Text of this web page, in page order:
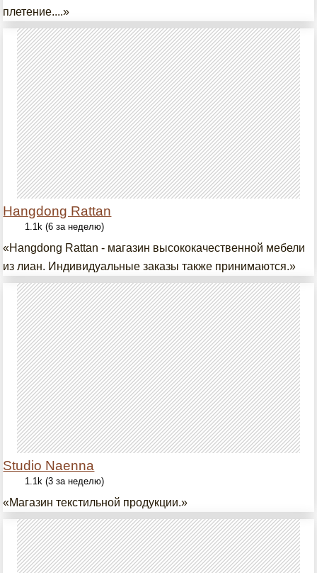
плетение....»
Hangdong Rattan
1.1k (6 за неделю)
«Hangdong Rattan - магазин высококачественной мебели
из лиан. Индивидуальные заказы также принимаются.»
Studio Naenna
1.1k (3 за неделю)
«Магазин текстильной продукции.»